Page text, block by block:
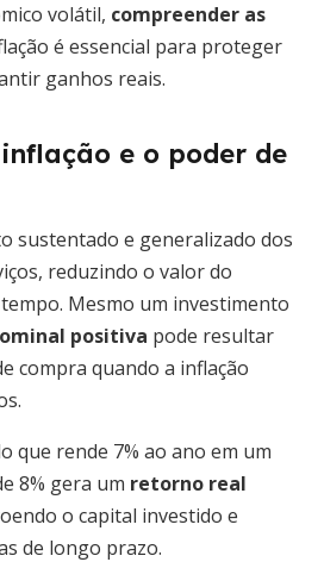
volátil, compreender as
é essencial para proteger
ganhos reais.
e o poder de
sustentado e generalizado dos
reduzindo o valor do
Mesmo um investimento
positiva pode resultar
compra quando a inflação
que rende 7% ao ano em um
8% gera um retorno real
o capital investido e
de longo prazo.